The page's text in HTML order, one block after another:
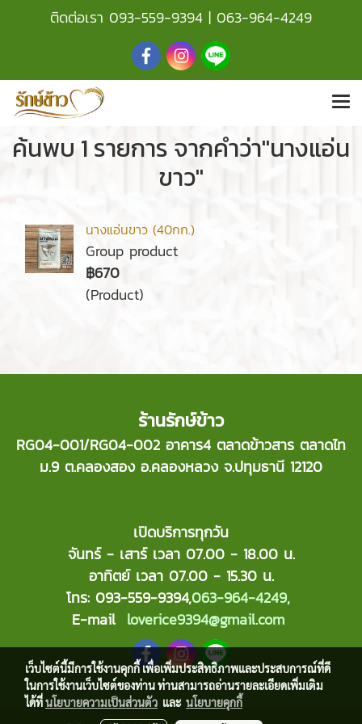
ติดต่อเรา 093-559-9394 | 063-964-4249
ค้นพบ 1 รายการ จากคำว่า"นางแอ่น
ขาว"
นางแอ่นขาว (40กก.)
Group product
฿670
(Product)
ร้านรักษ์ข้าว
RG04-001/RG04-002 อาคาร4 ตลาดข้าวสาร ตลาดไท
ม.9 ต.คลองสอง อ.คลองหลวง จ.ปทุมธานี 12120
เปิดบริการทุกวัน
จันทร์ - เสาร์ เวลา 07.00 - 18.00 น.
อาทิตย์ เวลา 07.00 - 15.30 น.
โทร: 093-559-9394,063-964-4249,
E-mail loverice9394@gmail.com
เว็บไซต์นี้มีการใช้งานคุกกี้ เพื่อเพิ่มประสิทธิภาพและประสบการณ์ที่ดี
ในการใช้งานเว็บไซต์ของท่าน ท่านสามารถอ่านรายละเอียดเพิ่มเติม
ได้ที่นโยบายความเป็นส่วนตัว และ นโยบายคุกกี้